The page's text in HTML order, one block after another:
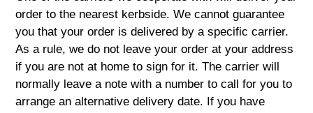
order to the nearest kerbside. We cannot guarantee
you that your order is delivered by a specific carrier.
As a rule, we do not leave your order at your address
if you are not at home to sign for it. The carrier will
normally leave a note with a number to call for you to
arrange an alternative delivery date. If you have